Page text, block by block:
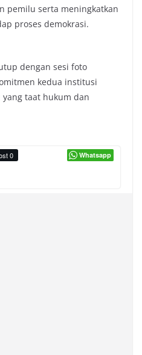
pemilu serta meningkatkan
proses demokrasi.
dengan sesi foto
kedua institusi
taat hukum dan
0 Whatsapp